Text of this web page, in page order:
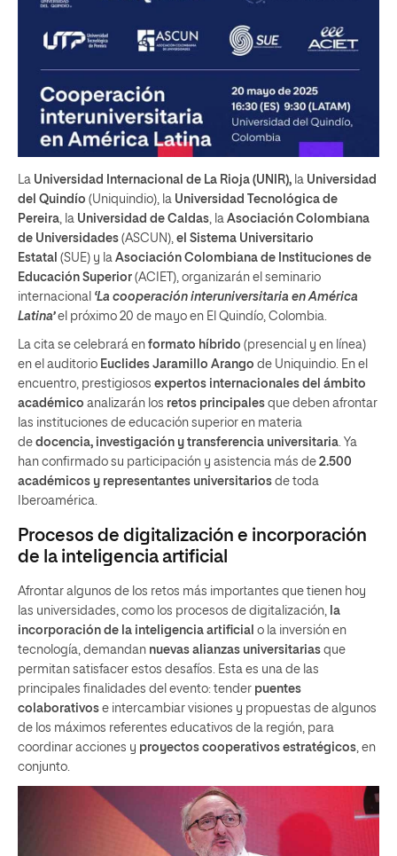
La Universidad Internacional de La Rioja (UNIR), la Universidad
del Quindío (Uniquindio), la Universidad Tecnológica de
Pereira , la Universidad de Caldas , la Asociación Colombiana
de Universidades (ASCUN), el Sistema Universitario
Estatal (SUE) y la Asociación Colombiana de Instituciones de
Educación Superior (ACIET), organizarán el seminario
internacional ‘La cooperación interuniversitaria en América
Latina’el próximo 20 de mayo en El Quindío, Colombia.
La cita se celebrará en formato híbrido (presencial y en línea)
en el auditorio Euclides Jaramillo Arango de Uniquindio. En el
encuentro, prestigiosos expertos internacionales del ámbito
académico analizarán los retos principales que deben afrontar
las instituciones de educación superior en materia
de docencia, investigación y transferencia universitaria . Ya
han confirmado su participación y asistencia más de 2.500
académicos y representantes universitarios de toda
Iberoamérica.
Procesos de digitalización e incorporación
de la inteligencia artificial
Afrontar algunos de los retos más importantes que tienen hoy
las universidades, como los procesos de digitalización,
la
incorporación de la inteligencia artificial o la inversión en
tecnología, demandan nuevas alianzas universitarias que
permitan satisfacer estos desafíos. Esta es una de las
principales finalidades del evento: tender puentes
colaborativos e intercambiar visiones y propuestas de algunos
de los máximos referentes educativos de la región, para
coordinar acciones y proyectos cooperativos estratégicos , en
conjunto.